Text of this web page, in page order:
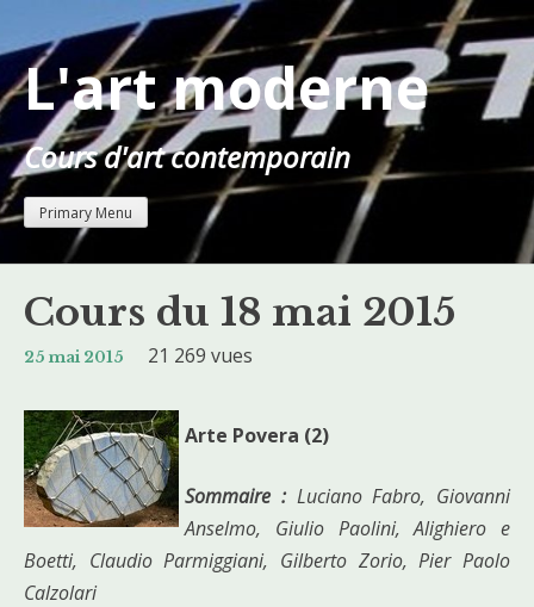
to
content
L'art moderne
Cours d'art contemporain
Primary Menu
Cours du 18 mai 2015
25 mai 2015 21 269 vues
Arte Povera (2)
Sommaire : Luciano Fabro, Giovanni
Anselmo, Giulio Paolini, Alighiero e
Boetti, Claudio Parmiggiani, Gilberto Zorio, Pier Paolo
Calzolari